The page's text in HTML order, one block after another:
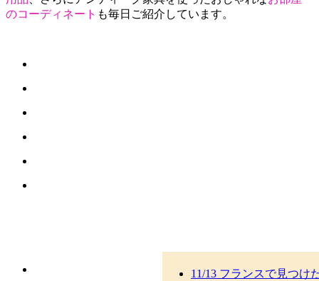
のコーディネート も毎日ご紹介しています。
11/13 フランスで見つけ